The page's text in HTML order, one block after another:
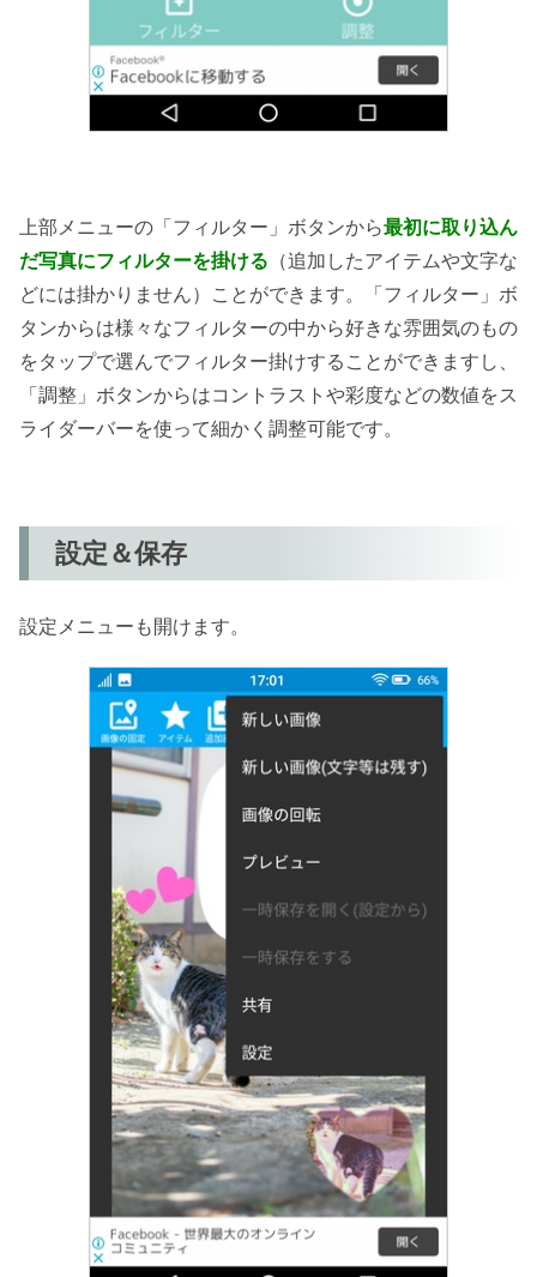
上部メニューの「フィルター」ボタンから最初に取り込ん
だ写真にフィルターを掛ける （追加したアイテムや文字な
どには掛かりません）ことができます。「フィルター」ボ
タンからは様々なフィルターの中から好きな雰囲気のもの
をタップで選んでフィルター掛けすることができますし、
「調整」ボタンからはコントラストや彩度などの数値をス
ライダーバーを使って細かく調整可能です。
設定＆保存
設定メニューも開けます。